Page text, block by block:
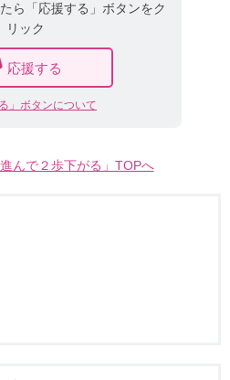
ら「応援する」ボタンをク
リック
応援する
」ボタンについて
んで２歩下がる」TOPへ